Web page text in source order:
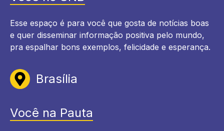
Esse espaço é para você que gosta de notícias boas
e quer disseminar informação positiva pelo mundo,
pra espalhar bons exemplos, felicidade e esperança.
Brasília
Você na Pauta